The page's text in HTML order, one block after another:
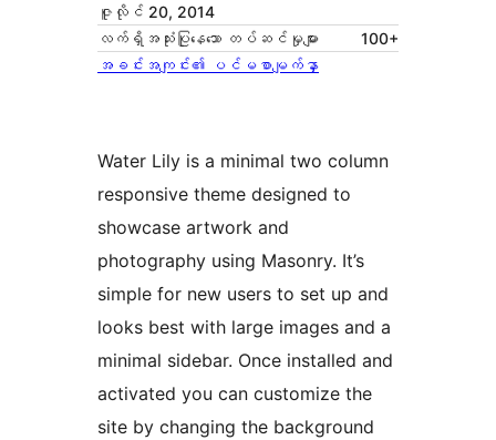
ဇူလိုင် 20, 2014
လက်ရှိအသုံးပြုနေသော တပ်ဆင်မှုများ
100+
အခင်းအကျင်း၏ ပင်မစာမျက်နှာ
Water Lily is a minimal two column
responsive theme designed to
showcase artwork and
photography using Masonry. It’s
simple for new users to set up and
looks best with large images and a
minimal sidebar. Once installed and
activated you can customize the
site by changing the background